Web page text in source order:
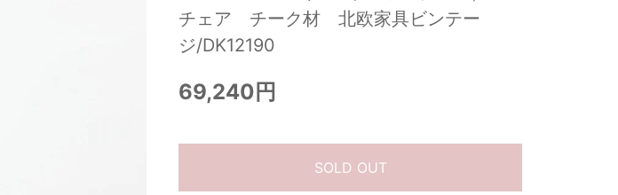
チェア チーク材 北欧家具ビンテー
ジ/DK12190
69,240円
SOLD OUT